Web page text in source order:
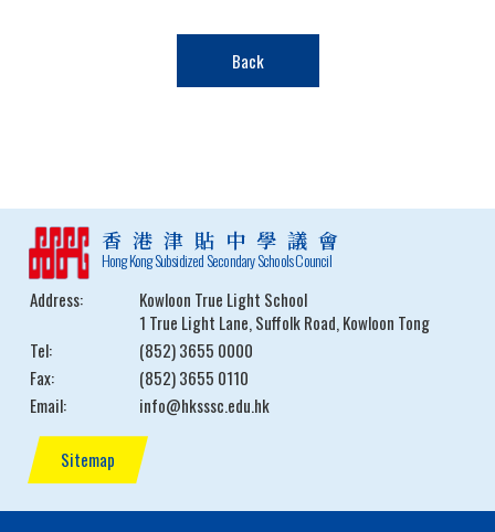
Back
香港津貼中學議會
Hong Kong Subsidized Secondary Schools Council
Address:
Kowloon True Light School
1 True Light Lane, Suffolk Road, Kowloon Tong
Tel:
(852) 3655 0000
Fax:
(852) 3655 0110
Email:
info@hksssc.edu.hk
Sitemap